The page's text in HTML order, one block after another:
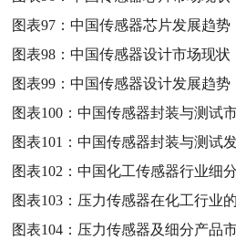
图表97：中国传感器芯片发展趋势
图表98：中国传感器设计市场现状
图表99：中国传感器设计发展趋势
图表100：中国传感器封装与测试
图表101：中国传感器封装与测试
图表102：中国化工传感器行业细
图表103： 压力传感器在化工行业
图表104： 压力传感器及细分产品